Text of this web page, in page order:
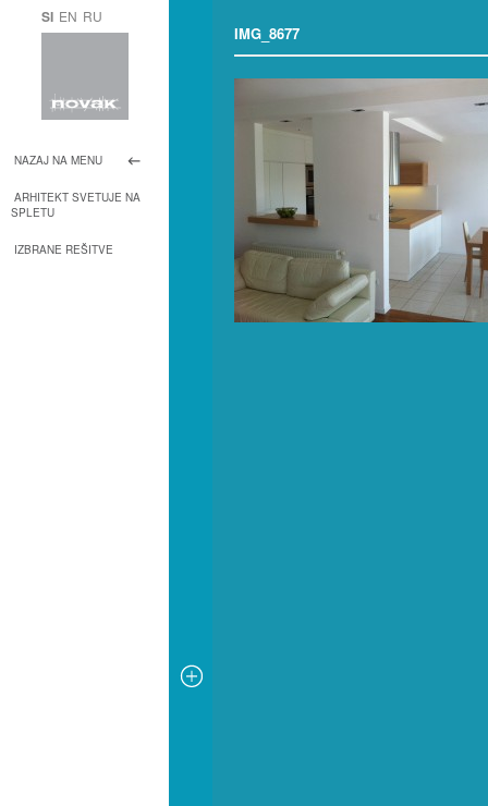
SI EN RU
NAZAJ NA MENU
ARHITEKT SVETUJE NA
SPLETU
IZBRANE REŠITVE
IMG_8677